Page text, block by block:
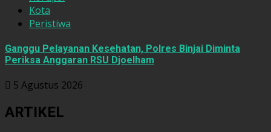
Kota
Peristiwa
Ganggu Pelayanan Kesehatan, Polres Binjai Diminta
Periksa Anggaran RSU Djoelham
5 Agustus 2026
ARTIKEL